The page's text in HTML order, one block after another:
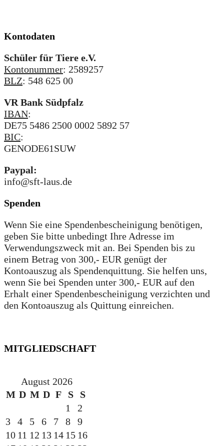
Kontodaten
Schüler für Tiere e.V.
Kontonummer: 2589257
BLZ: 548 625 00
VR Bank Südpfalz
IBAN:
DE75 5486 2500 0002 5892 57
BIC:
GENODE61SUW
Paypal:
info@sft-laus.de
Spenden
Wenn Sie eine Spendenbescheinigung benötigen,
geben Sie bitte unbedingt Ihre Adresse im
Verwendungszweck mit an. Bei Spenden bis zu
einem Betrag von 300,- EUR genügt der
Kontoauszug als Spendenquittung. Sie helfen uns,
wenn Sie bei Spenden unter 300,- EUR auf den
Erhalt einer Spendenbescheinigung verzichten und
den Kontoauszug als Quittung einreichen.
MITGLIEDSCHAFT
August 2026
M D M D F S
S
1
2
3
4 5 6 7 8
9
10 11 12 13 14 15 16